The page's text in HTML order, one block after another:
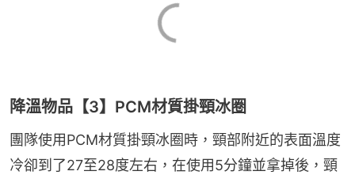
降溫物品【3】PCM材質掛頸冰圈
團隊使用PCM材質掛頸冰圈時，頸部附近的表面溫度
冷卻到了27至28度左右，在使用5分鐘並拿掉後，頸